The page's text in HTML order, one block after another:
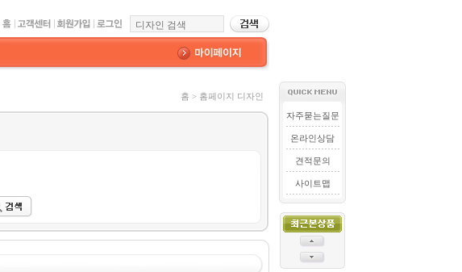
홈 > 홈페이지 디자인
자주묻는질문
온라인상담
견적문의
사이트맵